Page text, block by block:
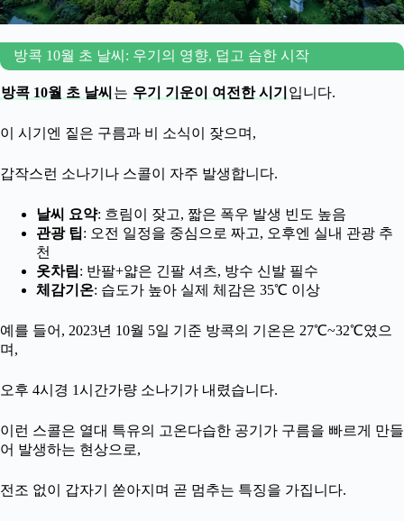
방콕 10월 초 날씨: 우기의 영향, 덥고 습한 시작
방콕 10월 초 날씨 는 우기 기운이 여전한 시기 입니다.
이 시기엔 짙은 구름과 비 소식이 잦으며,
갑작스런 소나기나 스콜이 자주 발생합니다.
날씨 요약: 흐림이 잦고, 짧은 폭우 발생 빈도 높음
관광 팁: 오전 일정을 중심으로 짜고, 오후엔 실내 관광 추
천
옷차림: 반팔+얇은 긴팔 셔츠, 방수 신발 필수
체감기온: 습도가 높아 실제 체감은 35℃ 이상
예를 들어, 2023년 10월 5일 기준 방콕의 기온은 27℃~32℃였으
며,
오후 4시경 1시간가량 소나기가 내렸습니다.
이런 스콜은 열대 특유의 고온다습한 공기가 구름을 빠르게 만들
어 발생하는 현상으로,
전조 없이 갑자기 쏟아지며 곧 멈추는 특징을 가집니다.